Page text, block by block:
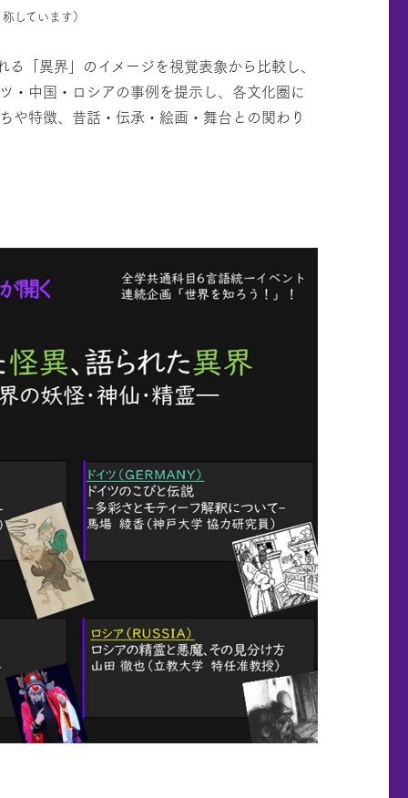
しています）
「異界」のイメージを視覚表象から比較し、
・中国・ロシアの事例を提示し、各文化圏に
や特徴、昔話・伝承・絵画・舞台との関わり